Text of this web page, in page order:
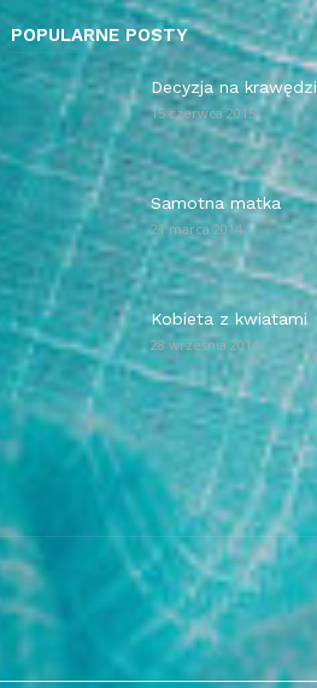
POPULARNE POSTY
Decyzja na krawędzi
15 czerwca 2015
Samotna matka
21 marca 2014
Kobieta z kwiatami
28 września 2014